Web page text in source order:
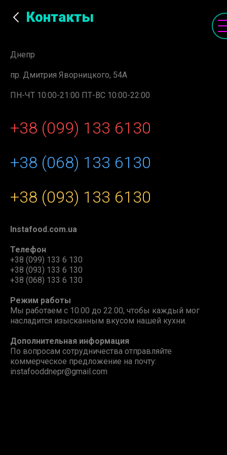
Контакты
Днепр
пр. Дмитрия Яворницкого, 54А
ПН-ЧТ 10:00-21:00 ПТ-ВС 10:00-22:00
+38 (099) 133 6130
+38 (068) 133 6130
+38 (093) 133 6130
Instafood.com.ua
Телефон
+38 (099) 133 6 130
+38 (093) 133 6 130
+38 (068) 133 6 130
Режим работы
Мы работаем с 10.00 до 22.00, чтобы каждый мог
насладится изысканным вкусом нашей кухни.
Дополнительная информация
По вопросам сотрудничества отправляйте
коммерческое предложение на почту:
instafooddnepr@gmail.com